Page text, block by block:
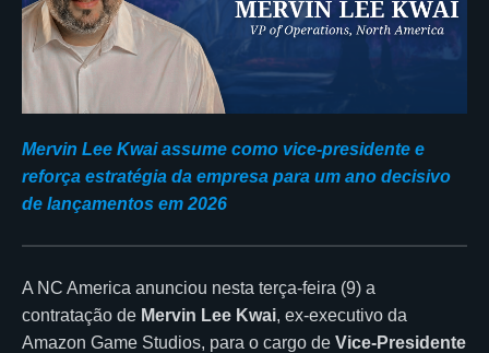
Mervin Lee Kwai assume como vice-presidente e
reforça estratégia da empresa para um ano decisivo
de lançamentos em 2026
A NC America anunciou nesta terça-feira (9) a
contratação de Mervin Lee Kwai, ex-executivo da
Amazon Game Studios, para o cargo de Vice-Presidente